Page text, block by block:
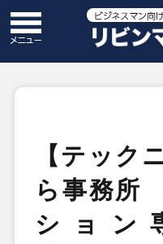
【テック
ら事務所
ション